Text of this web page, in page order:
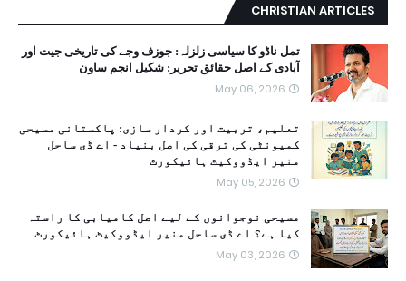
CHRISTIAN ARTICLES
تمل ناڈو کا سیاسی زلزلہ: جوزف وجے کی تاریخی جیت اور
آبادی کے اصل حقائق تحریر: شکیل انجم ساون
May 06, 2026
تعلیم، تربیت اور کردار سازی: پاکستانی مسیحی
کمیونٹی کی ترقی کی اصل بنیاد - اے ڈی ساحل
منیر ایڈووکیٹ ہائیکورٹ
May 05, 2026
مسیحی نوجوانوں کے لیے اصل کامیابی کا راستہ
کیا ہے؟ اے ڈی ساحل منیر ایڈووکیٹ ہائیکورٹ
May 03, 2026